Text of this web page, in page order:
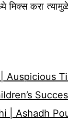
मिक्स करा
Auspicious
| Ashadh